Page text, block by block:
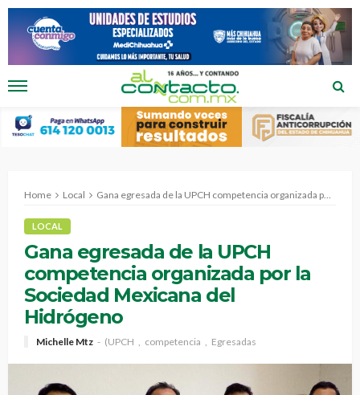
Home Local Gana egresada de la UPCH competencia organizada por la Sociedad Mexicana del Hidrógeno
LOCAL
Gana egresada de la UPCH
competencia organizada por la
Sociedad Mexicana del
Hidrógeno
Michelle Mtz (UPCH competencia Egresadas